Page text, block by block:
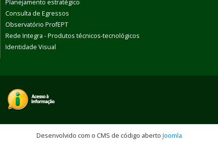
Planejamento estratégico
Consulta de Egressos
Observatório ProfEPT
Rede Integra - Produtos técnicos-tecnológicos
Identidade Visual
Desenvolvido com o CMS de código aberto Joomla